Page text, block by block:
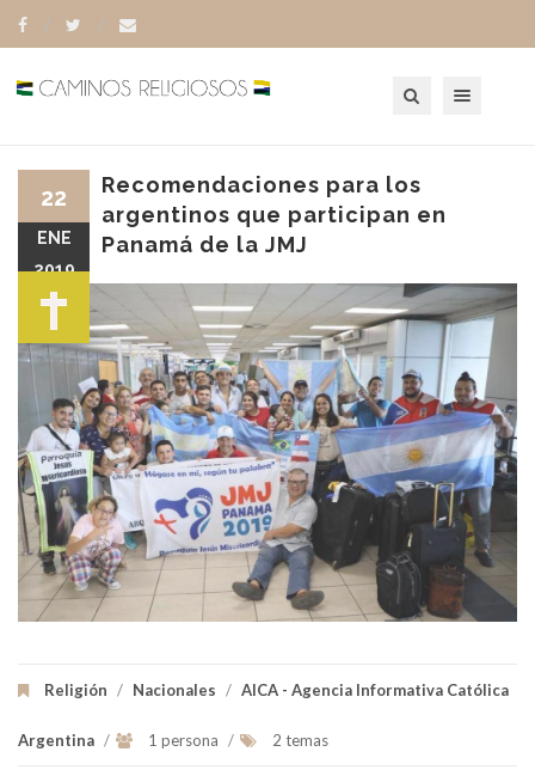
Recomendaciones para los
argentinos que participan en
Panamá de la JMJ
Religión / Nacionales / AICA - Agencia Informativa Católica
Argentina / 1 persona / 2 temas
22
ENE
2019